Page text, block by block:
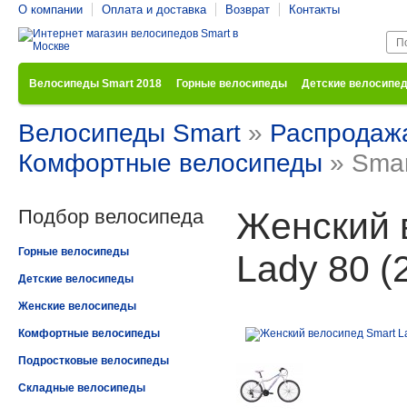
О компании Оплата и доставка Возврат Контакты
Велосипеды Smart 2018 Горные велосипеды Детские
Велосипеды Smart »
Комфортные велосипеды »
Подбор велосипеда
Горные велосипеды
Детские велосипеды
Женские велосипеды
Комфортные велосипеды
Подростковые велосипеды
Складные велосипеды
Женский
Lady 80